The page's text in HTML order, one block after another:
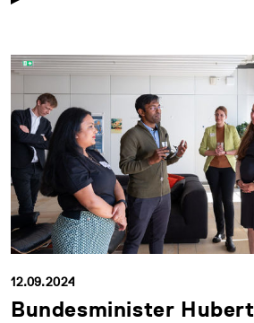
12.09.2024
Bundesminister